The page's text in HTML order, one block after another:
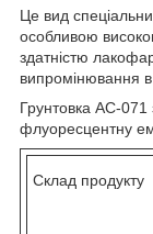
Це вид
особливою
здатністю
випромінювання в
Грунтовка АС-071
флуоресцентну
Склад продукту